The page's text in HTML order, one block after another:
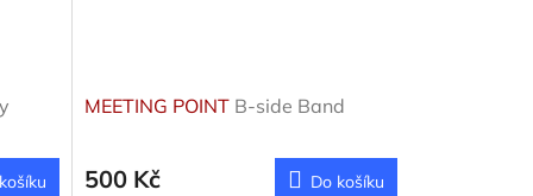
MEETING POINT B-side Band
500 Kč Do košíku